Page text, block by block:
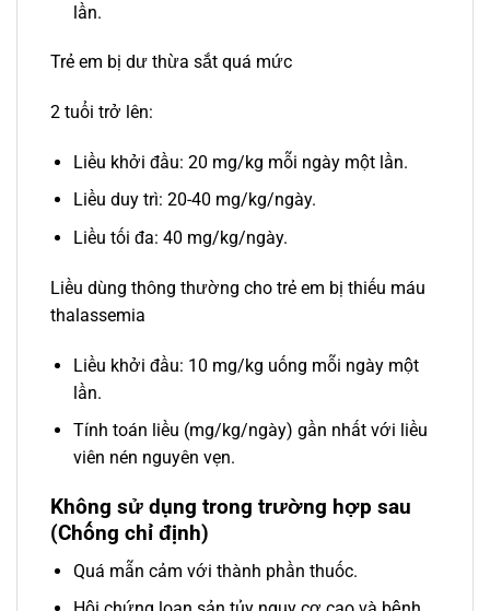
lần.
Trẻ em bị dư thừa sắt quá mức
2 tuổi trở lên:
Liều khởi đầu: 20 mg/kg mỗi ngày một lần.
Liều duy trì: 20-40 mg/kg/ngày.
Liều tối đa: 40 mg/kg/ngày.
Liều dùng thông thường cho trẻ em bị thiếu máu
thalassemia
Liều khởi đầu: 10 mg/kg uống mỗi ngày một
lần.
Tính toán liều (mg/kg/ngày) gần nhất với liều
viên nén nguyên vẹn.
Không sử dụng trong trường hợp sau
(Chống chỉ định)
Quá mẫn cảm với thành phần thuốc.